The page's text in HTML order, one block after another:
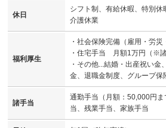
休日
シフト制、有給休暇、特別休
介護休業
福利厚生
・社会保険完備（雇用・労災
・住宅手当 月額1万円（※諸
・その他...結婚・出産祝い
金、退職金制度、グループ保
諸手当
通勤手当（月額：50,000円
当、残業手当、家族手当